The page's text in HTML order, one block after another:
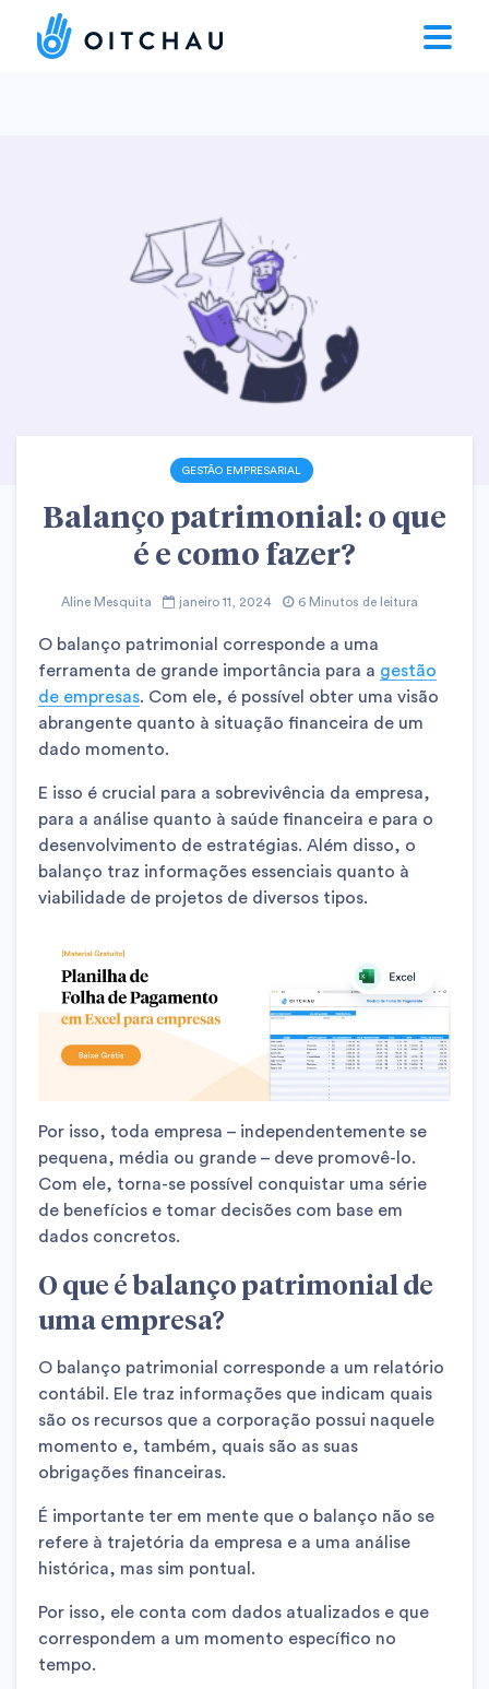
GESTÃO EMPRESARIAL
Balanço patrimonial: o que
é e como fazer?
Aline Mesquita janeiro 11, 2024 6 Minutos de leitura
O balanço patrimonial corresponde a uma
ferramenta de grande importância para a gestão
de empresas. Com ele, é possível obter uma visão
abrangente quanto à situação financeira de um
dado momento.
E isso é crucial para a sobrevivência da empresa,
para a análise quanto à saúde financeira e para o
desenvolvimento de estratégias. Além disso, o
balanço traz informações essenciais quanto à
viabilidade de projetos de diversos tipos.
Por isso, toda empresa – independentemente se
pequena, média ou grande – deve promovê-lo.
Com ele, torna-se possível conquistar uma série
de benefícios e tomar decisões com base em
dados concretos.
O que é balanço patrimonial de
uma empresa?
O balanço patrimonial corresponde a um relatório
contábil. Ele traz informações que indicam quais
são os recursos que a corporação possui naquele
momento e, também, quais são as suas
obrigações financeiras.
É importante ter em mente que o balanço não se
refere à trajetória da empresa e a uma análise
histórica, mas sim pontual.
Por isso, ele conta com dados atualizados e que
correspondem a um momento específico no
tempo.